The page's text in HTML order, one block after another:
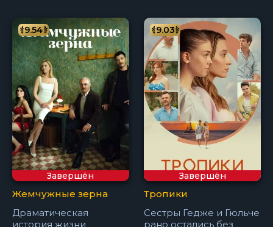
Завершён
9.54
Жемчужные зерна
Драматическая
история жизни
Завершён
9.03
Тропики
Сестры Гедже и Гюльче
рано остались без